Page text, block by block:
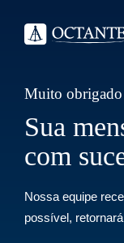
Muito obrigado
Sua
com
Nossa equipe
possível,